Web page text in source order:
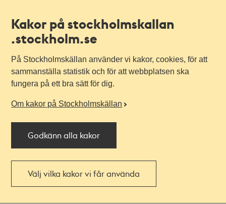
Kakor på stockholmskallan
.stockholm.se
På Stockholmskällan använder vi kakor, cookies, för att
sammanställa statistik och för att webbplatsen ska
fungera på ett bra sätt för dig.
Om kakor på Stockholmskällan
Godkänn alla kakor
Välj vilka kakor vi får använda